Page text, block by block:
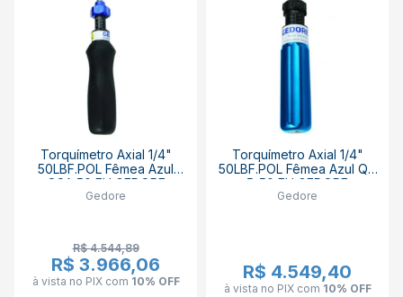
Torquímetro Axial 1/4"
50LBF.POL Fêmea Azul
QSA 50 FH GEDORE
Gedore
R$ 4.544,89
R$ 3.966,06
à vista no PIX com 10% OFF
Torquímetro Axial 1/4"
50LBF.POL Fêmea Azul QS
5-50 FH GEDORE
Gedore
R$ 4.549,40
à vista no PIX com 10% OFF